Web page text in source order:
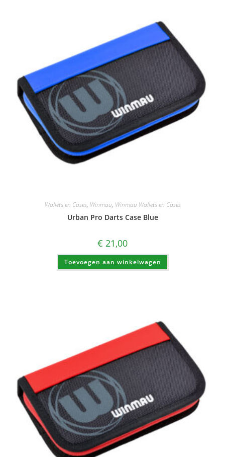
Wallets en Cases, Winmau, Winmau Wallets en Cases
Urban Pro Darts Case Blue
€ 21,00
Toevoegen aan winkelwagen